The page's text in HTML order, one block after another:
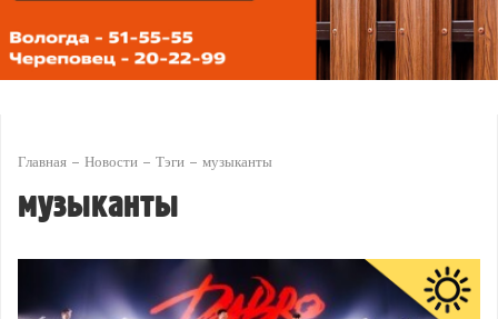
Главная Новости Тэги музыканты
музыканты